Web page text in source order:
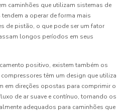
caminhões que utilizam sistemas de
a operar de forma mais
de pistão, o que pode ser um fator
longos períodos em seus
positivo, existem também os
têm um design que utiliza
em direções opostas para comprimir o
de ar suave e contínuo, tornando os
adequados para caminhões que